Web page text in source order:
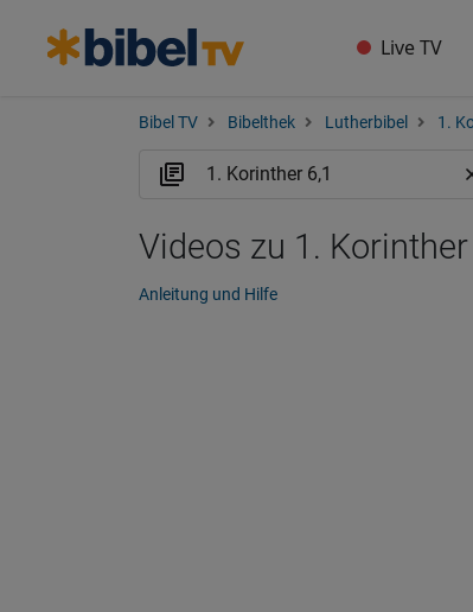
Live TV
Bibel TV Bibelthek Lutherbibel 1.
Videos zu 1. Korinther
Anleitung und Hilfe